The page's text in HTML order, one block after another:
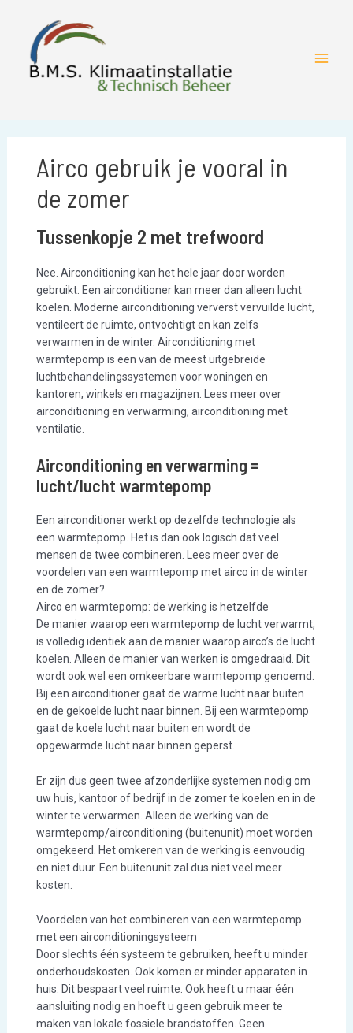
content
Airco gebruik je vooral in
de zomer
Tussenkopje 2 met trefwoord
Nee. Airconditioning kan het hele jaar door worden
gebruikt. Een airconditioner kan meer dan alleen lucht
koelen. Moderne airconditioning ververst vervuilde lucht,
ventileert de ruimte, ontvochtigt en kan zelfs
verwarmen in de winter. Airconditioning met
warmtepomp is een van de meest uitgebreide
luchtbehandelingssystemen voor woningen en
kantoren, winkels en magazijnen. Lees meer over
airconditioning en verwarming, airconditioning met
ventilatie.
Airconditioning en verwarming =
lucht/lucht warmtepomp
Een airconditioner werkt op dezelfde technologie als
een warmtepomp. Het is dan ook logisch dat veel
mensen de twee combineren. Lees meer over de
voordelen van een warmtepomp met airco in de winter
en de zomer?
Airco en warmtepomp: de werking is hetzelfde
De manier waarop een warmtepomp de lucht verwarmt,
is volledig identiek aan de manier waarop airco’s de lucht
koelen. Alleen de manier van werken is omgedraaid. Dit
wordt ook wel een omkeerbare warmtepomp genoemd.
Bij een airconditioner gaat de warme lucht naar buiten
en de gekoelde lucht naar binnen. Bij een warmtepomp
gaat de koele lucht naar buiten en wordt de
opgewarmde lucht naar binnen geperst.
Er zijn dus geen twee afzonderlijke systemen nodig om
uw huis, kantoor of bedrijf in de zomer te koelen en in de
winter te verwarmen. Alleen de werking van de
warmtepomp/airconditioning (buitenunit) moet worden
omgekeerd. Het omkeren van de werking is eenvoudig
en niet duur. Een buitenunit zal dus niet veel meer
kosten.
Voordelen van het combineren van een warmtepomp
met een airconditioningsysteem
Door slechts één systeem te gebruiken, heeft u minder
onderhoudskosten. Ook komen er minder apparaten in
huis. Dit bespaart veel ruimte. Ook heeft u maar één
aansluiting nodig en hoeft u geen gebruik meer te
maken van lokale fossiele brandstoffen. Geen